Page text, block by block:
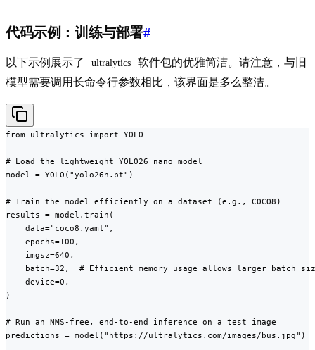
代码示例：训练与部署#
以下示例展示了 ultralytics
软件包的优雅简洁。请注意，与旧
模型需要调用长命令行参数相比，该界面是多么整洁。
from ultralytics import YOLO
# Load the lightweight YOLO26 nano model
model = YOLO("yolo26n.pt")
# Train the model efficiently on a dataset (e.g., COCO8)
results = model.train(
    data="coco8.yaml",
    epochs=100,
    imgsz=640,
batch=32,  # Efficient memory usage allows larger batch
    device=0,
)
# Run an NMS-free, end-to-end inference on a test image
predictions = model("https://ultralytics.com/images/bus.jpg")